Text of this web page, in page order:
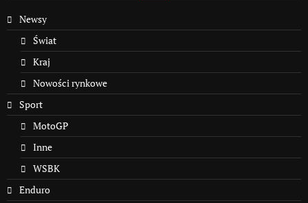
Newsy
Świat
Kraj
Nowości rynkowe
Sport
MotoGP
Inne
WSBK
Enduro